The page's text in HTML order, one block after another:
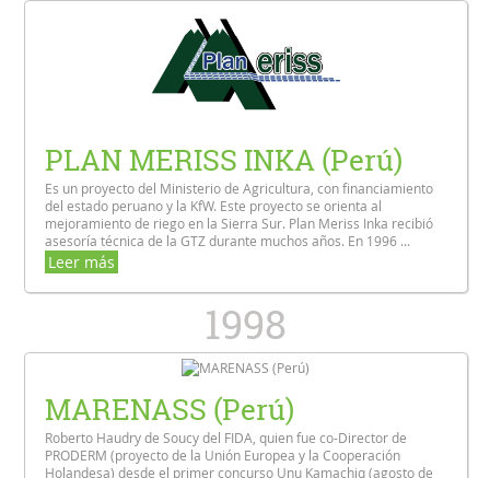
PLAN MERISS INKA (Perú)
Es un proyecto del Ministerio de Agricultura, con financiamiento
del estado peruano y la KfW. Este proyecto se orienta al
mejoramiento de riego en la Sierra Sur. Plan Meriss Inka recibió
asesoría técnica de la GTZ durante muchos años. En 1996 ...
Leer más
1998
MARENASS (Perú)
Roberto Haudry de Soucy del FIDA, quien fue co-Director de
PRODERM (proyecto de la Unión Europea y la Cooperación
Holandesa) desde el primer concurso Unu Kamachiq (agosto de